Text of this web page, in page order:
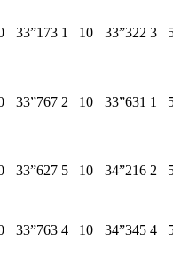
33”173 1 10 33”322 3
33”767 2 10 33”631 1
33”627 5 10 34”216 2
33”763 4 10 34”345 4